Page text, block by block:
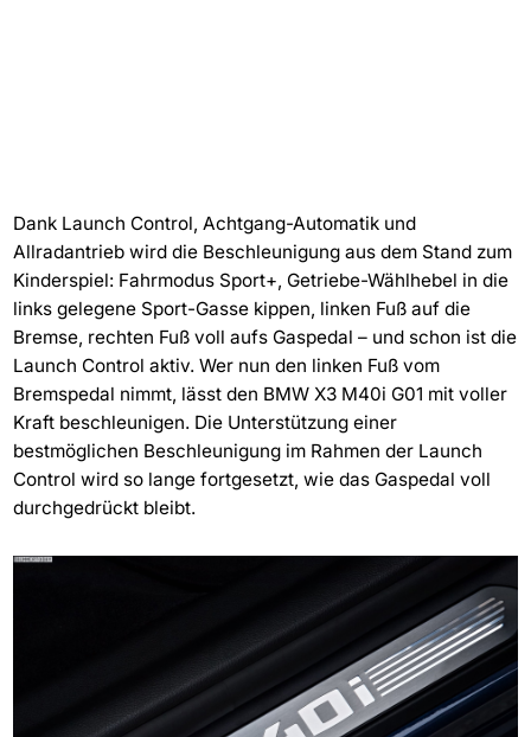
Dank Launch Control, Achtgang-Automatik und
Allradantrieb wird die Beschleunigung aus dem Stand zum
Kinderspiel: Fahrmodus Sport+, Getriebe-Wählhebel in die
links gelegene Sport-Gasse kippen, linken Fuß auf die
Bremse, rechten Fuß voll aufs Gaspedal – und schon ist die
Launch Control aktiv. Wer nun den linken Fuß vom
Bremspedal nimmt, lässt den BMW X3 M40i G01 mit voller
Kraft beschleunigen. Die Unterstützung einer
bestmöglichen Beschleunigung im Rahmen der Launch
Control wird so lange fortgesetzt, wie das Gaspedal voll
durchgedrückt bleibt.